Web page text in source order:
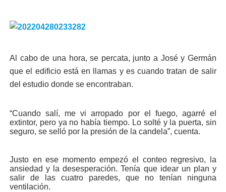
Al cabo de una hora, se percata, junto a José y Germán
que el edificio es­tá en llamas y es cuando tratan de salir
del estudio donde se encontraban.
“Cuando salí, me vi arropado por el fuego, agarré el
extintor, pero ya no había tiempo. Lo solté y la puerta, sin
seguro, se selló por la presión de la candela”, cuenta.
Justo en ese momento empezó el conteo regresi­vo, la
ansiedad y la deses­peración. Tenía que idear un plan y
salir de las cua­tro paredes, que no tenían ninguna
ventilación.